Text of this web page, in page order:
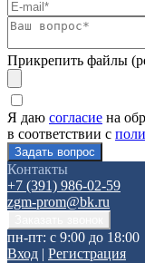
Прикрепить файлы
Я даю согласие на
в соответствии с
Контакты
+7 (391) 986-02-59
zgm-prom@bk.ru
пн-пт: с 9:00 до 18:00
Вход | Регистрация